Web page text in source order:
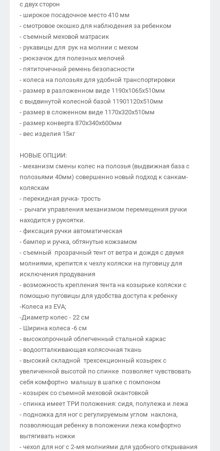
с двух сторон
- широкое посадочное место 410 мм
- смотровое окошко для наблюдения за ребенком
- съемный меховой матрасик
- рукавицы для рук на молнии с мехом
- рюкзачок для полезных мелочей
- пятиточечный ремень безопасности
- колеса на полозьях для удобной транспортировки
- размер в разложенном виде 1190х1065х510мм
с выдвинутой колесной базой 11901120х510мм
- размер в сложенном виде 1170х320х510мм
- размер конверта 870х340х600мм
- вес изделия 15кг
НОВЫЕ ОПЦИИ:
- механизм смены колес на полозья (выдвижная база с
полозьями 40мм) совершенно новый подход к санкам-
коляскам
- перекидная ручка- трость
- рычаги управления механизмом перемещения ручки
находится у рукоятки.
- фиксация ручки автоматическая
- бампер и ручка, обтянутые кожзамом
- съемный прозрачный тент от ветра и дождя с двумя
молниями, крепится к чехлу коляски на пуговицу для
исключения продувания
- возможность крепления тента на козырьке коляски с
помощью пуговицы для удобства доступа к ребенку
-Колеса из EVA;
-Диаметр колес - 22 см
- Ширина колеса -6 см
- высокопрочный облегченный стальной каркас
- водоотталкивающая колясочная ткань
- высокий складной трехсекционный козырек с
увеличенной высотой по спинке позволяет чувствовать
себя комфортно малышу в шапке с помпоном
- козырек со съемной меховой окантовкой
- спинка имеет ТРИ положения: сидя, полулежа и лежа
- подножка для ног с регулируемым углом наклона,
позволяющая ребенку в положении лежа комфортно
вытягивать ножки
- чехол для ног с 2-мя молниями для удобного открывания